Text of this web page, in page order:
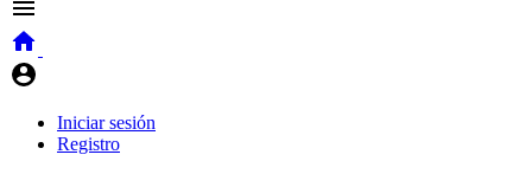
Iniciar sesión
Registro